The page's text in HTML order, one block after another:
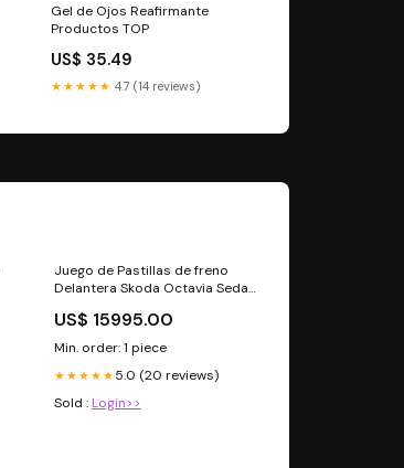
Gel de Ojos Reafirmante
Productos TOP
US$ 35.49
★★★★★ 4.7 (14 reviews)
Juego de Pastillas de freno
Delantera Skoda Octavia Sedan
2003
US$ 15995.00
Min. order: 1 piece
★★★★★ 5.0 (20 reviews)
Sold : Login>>